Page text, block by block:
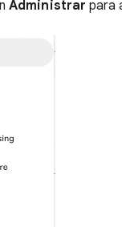
Administrar para